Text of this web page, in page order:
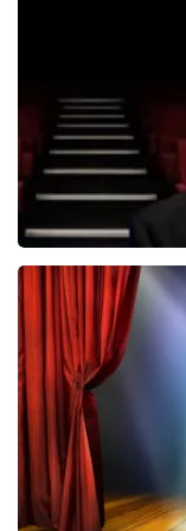
wederverkoper
andere met de
de klant op
kunnen hoger
noemen wij de
nog eens in de
En verder
verkooppunt.
u ondanks de
heeft gehad. Met
Topticketshop
Bert
BEKIJKEN